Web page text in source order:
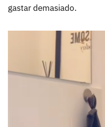
gastar demasiado.